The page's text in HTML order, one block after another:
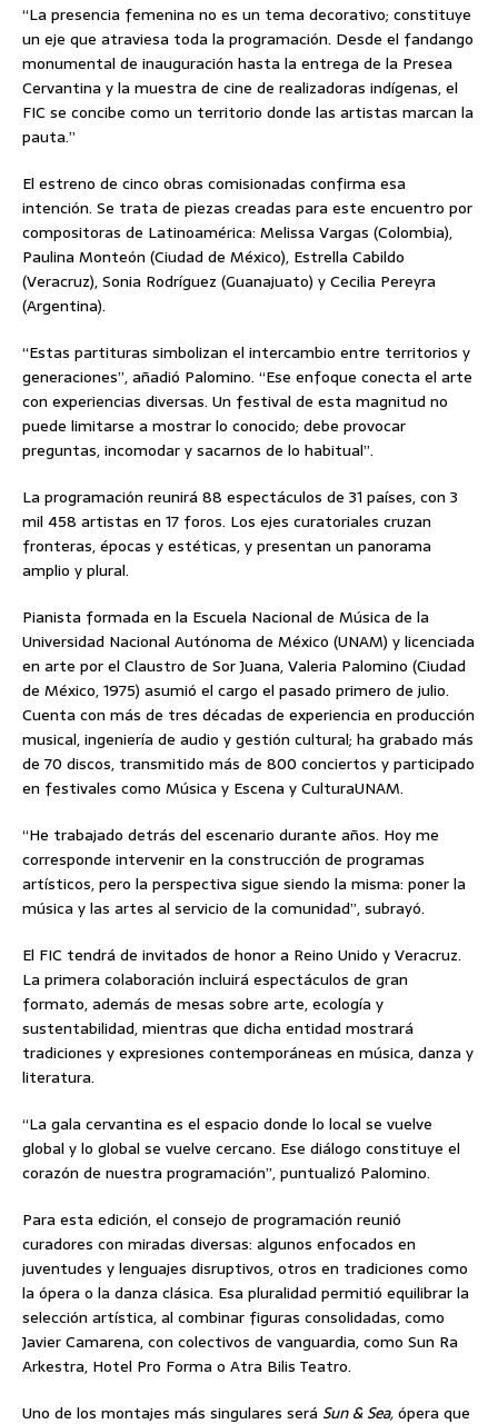
“La presencia femenina no es un tema decorativo; constituye
un eje que atraviesa toda la programación. Desde el fandango
monumental de inauguración hasta la entrega de la Presea
Cervantina y la muestra de cine de realizadoras indígenas, el
FIC se concibe como un territorio donde las artistas marcan la
pauta.”
El estreno de cinco obras comisionadas confirma esa
intención. Se trata de piezas creadas para este encuentro por
compositoras de Latinoamérica: Melissa Vargas (Colombia),
Paulina Monteón (Ciudad de México), Estrella Cabildo
(Veracruz), Sonia Rodríguez (Guanajuato) y Cecilia Pereyra
(Argentina).
“Estas partituras simbolizan el intercambio entre territorios y
generaciones”, añadió Palomino. “Ese enfoque conecta el arte
con experiencias diversas. Un festival de esta magnitud no
puede limitarse a mostrar lo conocido; debe provocar
preguntas, incomodar y sacarnos de lo habitual”.
La programación reunirá 88 espectáculos de 31 países, con 3
mil 458 artistas en 17 foros. Los ejes curatoriales cruzan
fronteras, épocas y estéticas, y presentan un panorama
amplio y plural.
Pianista formada en la Escuela Nacional de Música de la
Universidad Nacional Autónoma de México (UNAM) y licenciada
en arte por el Claustro de Sor Juana, Valeria Palomino (Ciudad
de México, 1975) asumió el cargo el pasado primero de julio.
Cuenta con más de tres décadas de experiencia en producción
musical, ingeniería de audio y gestión cultural; ha grabado más
de 70 discos, transmitido más de 800 conciertos y participado
en festivales como Música y Escena y CulturaUNAM.
“He trabajado detrás del escenario durante años. Hoy me
corresponde intervenir en la construcción de programas
artísticos, pero la perspectiva sigue siendo la misma: poner la
música y las artes al servicio de la comunidad”, subrayó.
El FIC tendrá de invitados de honor a Reino Unido y Veracruz.
La primera colaboración incluirá espectáculos de gran
formato, además de mesas sobre arte, ecología y
sustentabilidad, mientras que dicha entidad mostrará
tradiciones y expresiones contemporáneas en música, danza y
literatura.
“La gala cervantina es el espacio donde lo local se vuelve
global y lo global se vuelve cercano. Ese diálogo constituye el
corazón de nuestra programación”, puntualizó Palomino.
Para esta edición, el consejo de programación reunió
curadores con miradas diversas: algunos enfocados en
juventudes y lenguajes disruptivos, otros en tradiciones como
la ópera o la danza clásica. Esa pluralidad permitió equilibrar la
selección artística, al combinar figuras consolidadas, como
Javier Camarena, con colectivos de vanguardia, como Sun Ra
Arkestra, Hotel Pro Forma o Atra Bilis Teatro.
Uno de los montajes más singulares será Sun & Sea,ópera que